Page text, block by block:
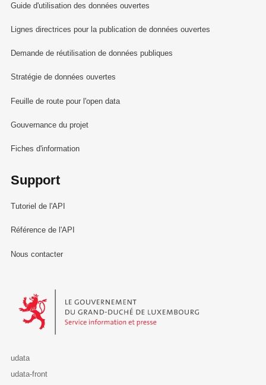
Guide d'utilisation des données ouvertes
Lignes directrices pour la publication de données ouvertes
Demande de réutilisation de données publiques
Stratégie de données ouvertes
Feuille de route pour l'open data
Gouvernance du projet
Fiches d'information
Support
Tutoriel de l'API
Référence de l'API
Nous contacter
Le Gouvernement du Grand-Duché de Luxembourg - Service
udata
udata-front